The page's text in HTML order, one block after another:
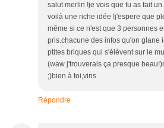
salut merlin !je vois que tu as fait
voilà une riche idée !j'espere que
même si ce n'est que 3 personnes
pris.chacune des infos qu'on glane
ptites briques qui s'élèvent sur le
(waw j'trouverais ça presque
;)bien à toi,vins
Répondre